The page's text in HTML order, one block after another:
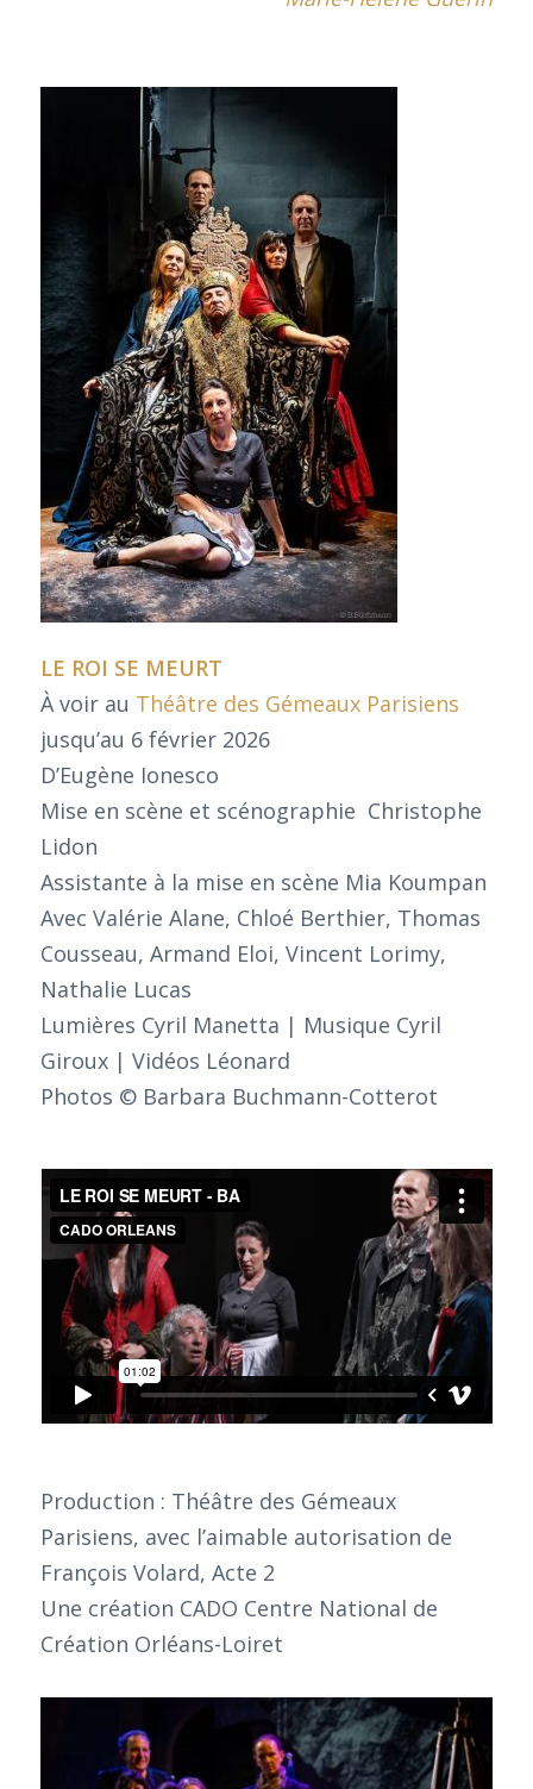
LE ROI SE MEURT
À voir au Théâtre des Gémeaux Parisiens
jusqu’au 6 février 2026
D’Eugène Ionesco
Mise en scène et scénographie Christophe
Lidon
Assistante à la mise en scène Mia Koumpan
Avec Valérie Alane, Chloé Berthier, Thomas
Cousseau, Armand Eloi, Vincent Lorimy,
Nathalie Lucas
Lumières Cyril Manetta | Musique Cyril
Giroux | Vidéos Léonard
Photos © Barbara Buchmann-Cotterot
Production : Théâtre des Gémeaux
Parisiens, avec l’aimable autorisation de
François Volard, Acte 2
Une création CADO Centre National de
Création Orléans-Loiret